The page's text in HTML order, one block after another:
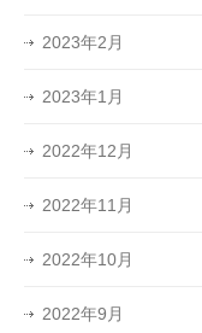
2023年2月
2023年1月
2022年12月
2022年11月
2022年10月
2022年9月